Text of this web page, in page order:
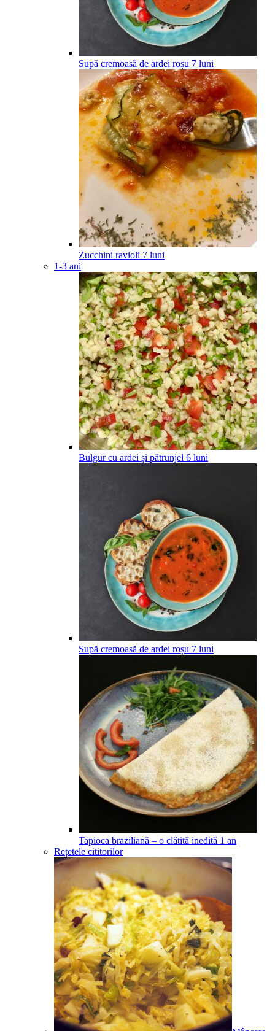
Supă cremoasă de ardei roșu 7 luni
Zucchini ravioli 7 luni
1-3 ani
Bulgur cu ardei și pătrunjel 6 luni
Supă cremoasă de ardei roșu 7 luni
Tapioca braziliană – o clătită inedită 1 an
Rețetele cititorilor